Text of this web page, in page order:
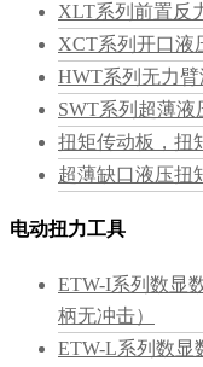
XLT系列前置反
XCT系列开口液
HWT系列无力
SWT系列超薄液
扭矩传动板，扭
超薄缺口液压扭
电动扭力工具
ETW-I系列数显
柄无冲击）
ETW-L系列数显